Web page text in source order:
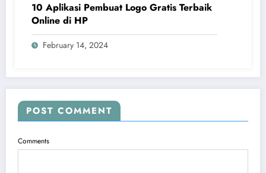
10 Aplikasi Pembuat Logo Gratis Terbaik
Online di HP
February 14, 2024
POST COMMENT
Comments